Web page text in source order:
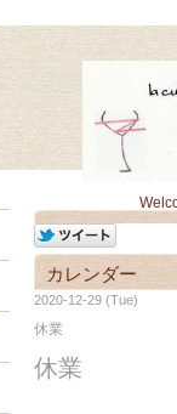
カレンダー
2020-12-29 (Tue)
休業
休業